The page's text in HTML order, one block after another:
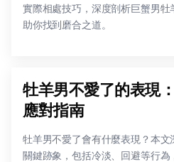
實際相處技巧，深度剖析巨蟹男
助你找到磨合之道。
牡羊男不愛了的表現
應對指南
牡羊男不愛了會有什麼表現？本文
關鍵跡象，包括冷淡、回避等行